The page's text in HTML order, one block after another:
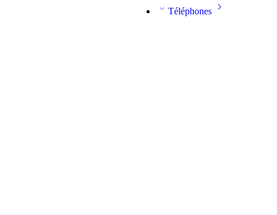
Téléphones